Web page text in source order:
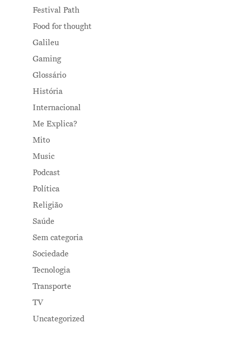
Festival Path
Food for thought
Galileu
Gaming
Glossário
História
Internacional
Me Explica?
Mito
Music
Podcast
Política
Religião
Saúde
Sem categoria
Sociedade
Tecnologia
Transporte
TV
Uncategorized